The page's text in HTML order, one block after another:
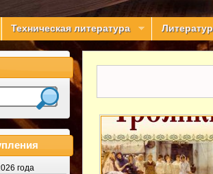
Техническая литература
года